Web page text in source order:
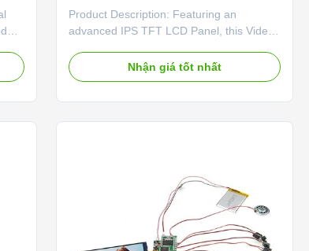
Market
Product Description: Featuring an
advanced IPS TFT LCD Panel, this Video
color reproduction and wide viewing
angles, ensuring an immersive visual
Nhận giá tốt nhất